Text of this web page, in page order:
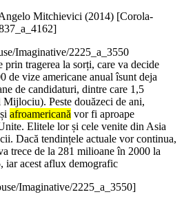
Mitchievici (2014) [Corola-
Imaginative/2225_a_3550
prin tragerea la sorți, care va decide
de vize americane anual îsunt deja
de candidaturi, dintre care 1,5
Peste douăzeci de ani,
afroamericană vor fi aproape
Elitele lor și cele venite din Asia
Dacă tendințele actuale vor continua,
trece de la 281 milioane în 2000 la
iar acest aflux demografic
Imaginative/2225_a_3550]